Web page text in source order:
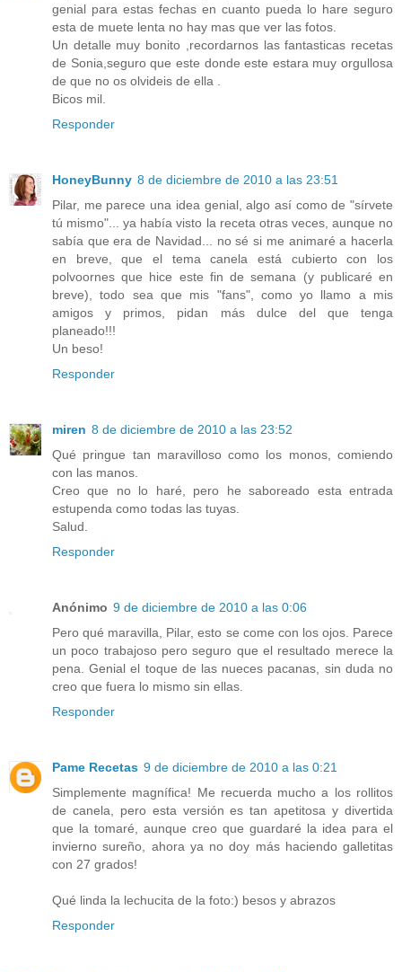
genial para estas fechas en cuanto pueda lo hare seguro
esta de muete lenta no hay mas que ver las fotos.
Un detalle muy bonito ,recordarnos las fantasticas recetas
de Sonia,seguro que este donde este estara muy orgullosa
de que no os olvideis de ella .
Bicos mil.
Responder
HoneyBunny 8 de diciembre de 2010 a las 23:51
Pilar, me parece una idea genial, algo así como de "sírvete
tú mismo"... ya había visto la receta otras veces, aunque no
sabía que era de Navidad... no sé si me animaré a hacerla
en breve, que el tema canela está cubierto con los
polvoornes que hice este fin de semana (y publicaré en
breve), todo sea que mis "fans", como yo llamo a mis
amigos y primos, pidan más dulce del que tenga
planeado!!!
Un beso!
Responder
miren 8 de diciembre de 2010 a las 23:52
Qué pringue tan maravilloso como los monos, comiendo
con las manos.
Creo que no lo haré, pero he saboreado esta entrada
estupenda como todas las tuyas.
Salud.
Responder
Anónimo 9 de diciembre de 2010 a las 0:06
Pero qué maravilla, Pilar, esto se come con los ojos. Parece
un poco trabajoso pero seguro que el resultado merece la
pena. Genial el toque de las nueces pacanas, sin duda no
creo que fuera lo mismo sin ellas.
Responder
Pame Recetas 9 de diciembre de 2010 a las 0:21
Simplemente magnífica! Me recuerda mucho a los rollitos
de canela, pero esta versión es tan apetitosa y divertida
que la tomaré, aunque creo que guardaré la idea para el
invierno sureño, ahora ya no doy más haciendo galletitas
con 27 grados!
Qué linda la lechucita de la foto:) besos y abrazos
Responder